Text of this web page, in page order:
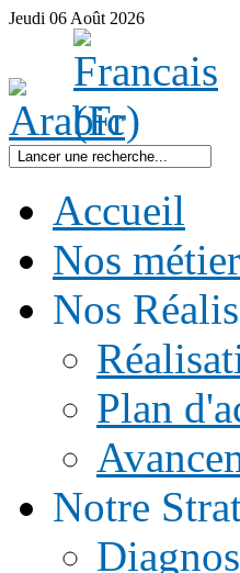
Jeudi 06 Août 2026
Accueil
Nos
Nos
Plan
Notre